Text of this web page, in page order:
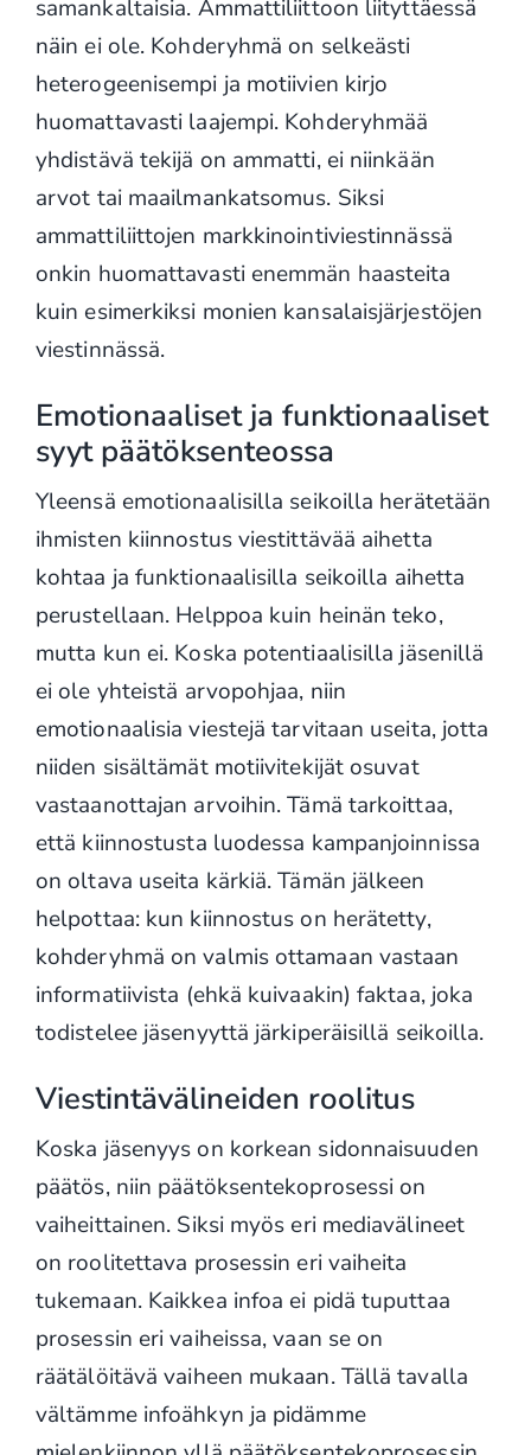
samankaltaisia. Ammattiliittoon liityttäessä
näin ei ole. Kohderyhmä on selkeästi
heterogeenisempi ja motiivien kirjo
huomattavasti laajempi. Kohderyhmää
yhdistävä tekijä on ammatti, ei niinkään
arvot tai maailmankatsomus. Siksi
ammattiliittojen markkinointiviestinnässä
onkin huomattavasti enemmän haasteita
kuin esimerkiksi monien kansalaisjärjestöjen
viestinnässä.
Emotionaaliset ja funktionaaliset
syyt päätöksenteossa
Yleensä emotionaalisilla seikoilla herätetään
ihmisten kiinnostus viestittävää aihetta
kohtaa ja funktionaalisilla seikoilla aihetta
perustellaan. Helppoa kuin heinän teko,
mutta kun ei. Koska potentiaalisilla jäsenillä
ei ole yhteistä arvopohjaa, niin
emotionaalisia viestejä tarvitaan useita, jotta
niiden sisältämät motiivitekijät osuvat
vastaanottajan arvoihin. Tämä tarkoittaa,
että kiinnostusta luodessa kampanjoinnissa
on oltava useita kärkiä. Tämän jälkeen
helpottaa: kun kiinnostus on herätetty,
kohderyhmä on valmis ottamaan vastaan
informatiivista (ehkä kuivaakin) faktaa, joka
todistelee jäsenyyttä järkiperäisillä seikoilla.
Viestintävälineiden roolitus
Koska jäsenyys on korkean sidonnaisuuden
päätös, niin päätöksentekoprosessi on
vaiheittainen. Siksi myös eri mediavälineet
on roolitettava prosessin eri vaiheita
tukemaan. Kaikkea infoa ei pidä tuputtaa
prosessin eri vaiheissa, vaan se on
räätälöitävä vaiheen mukaan. Tällä tavalla
vältämme infoähkyn ja pidämme